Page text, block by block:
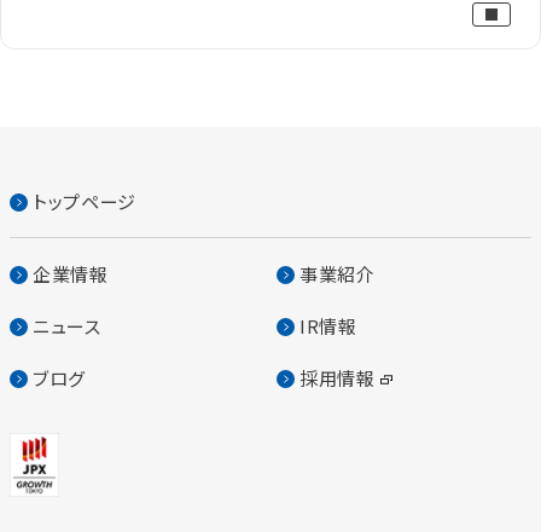
トップページ
企業情報 事業紹介
ニュース IR情報
ブログ 採用情報